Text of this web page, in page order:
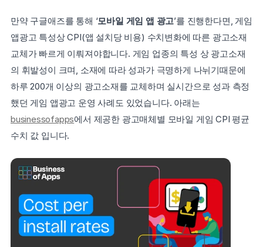
만약 구글애즈를 통해 ‘모바일 게임 앱 광고’를 진행한다면, 게임
앱광고 특성상 CPI(앱 설치당 비용) 수치변화에 따른 광고소재
교체가 빠르게 이뤄져야합니다. 게임 업종의 특성 상 광고소재
의 휘발성이 크며, 소재에 따라 성과가 극명하게 나뉘기때문에
하루 200개 이상의 광고소재를 교체하며 실시간으로 성과 측정
businessofapps에서 제공한 광고매체별 모바일 게임 CPI 평균
수치 값 입니다.